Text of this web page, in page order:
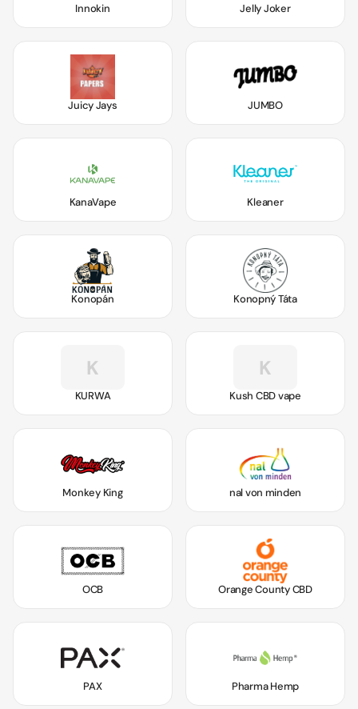
Innokin Jelly Joker
Juicy Jays JUMBO
KanaVape Kleaner
Konopán Konopný Táta
K
KURWA
K
Kush CBD vape
Monkey King nal von minden
OCB Orange County CBD
PAX Pharma Hemp